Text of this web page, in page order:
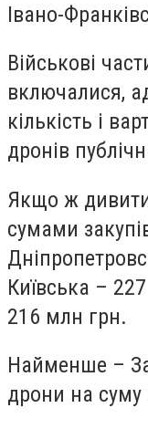
Івано-
Військові
включалися,
кількість і
дронів
Якщо ж
сумами
Київська –
216 млн грн.
Найменше –
дрони на